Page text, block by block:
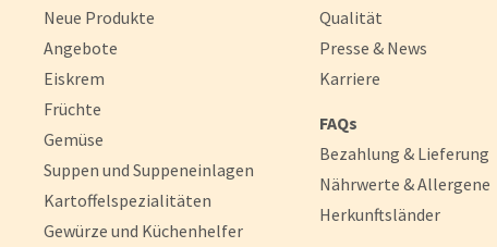
Neue Produkte
Angebote
Eiskrem
Früchte
Gemüse
Suppen und Suppeneinlagen
Kartoffelspezialitäten
Gewürze und Küchenhelfer
Qualität
Presse & News
Karriere
FAQs
Bezahlung & Lieferung
Nährwerte & Allergene
Herkunftsländer